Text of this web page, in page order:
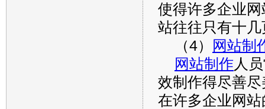
使得许多企业
站往往只有十
（4）
网站制
网站制作人
效制作得尽善
在许多企业网